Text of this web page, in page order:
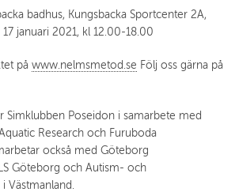
badhus, Kungsbacka Sportcenter 2A,
januari 2021, kl 12.00-18.00
på www.nelmsmetod.se Följ oss gärna på
Simklubben Poseidon i samarbete med
Research och Furuboda
också med Göteborg
Göteborg och Autism- och
Västmanland.